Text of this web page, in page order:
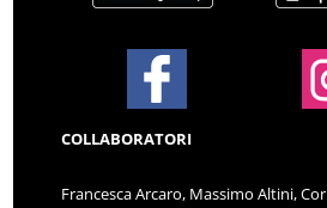
COLLABORATORI
Francesca Arcaro, Massimo Altini,